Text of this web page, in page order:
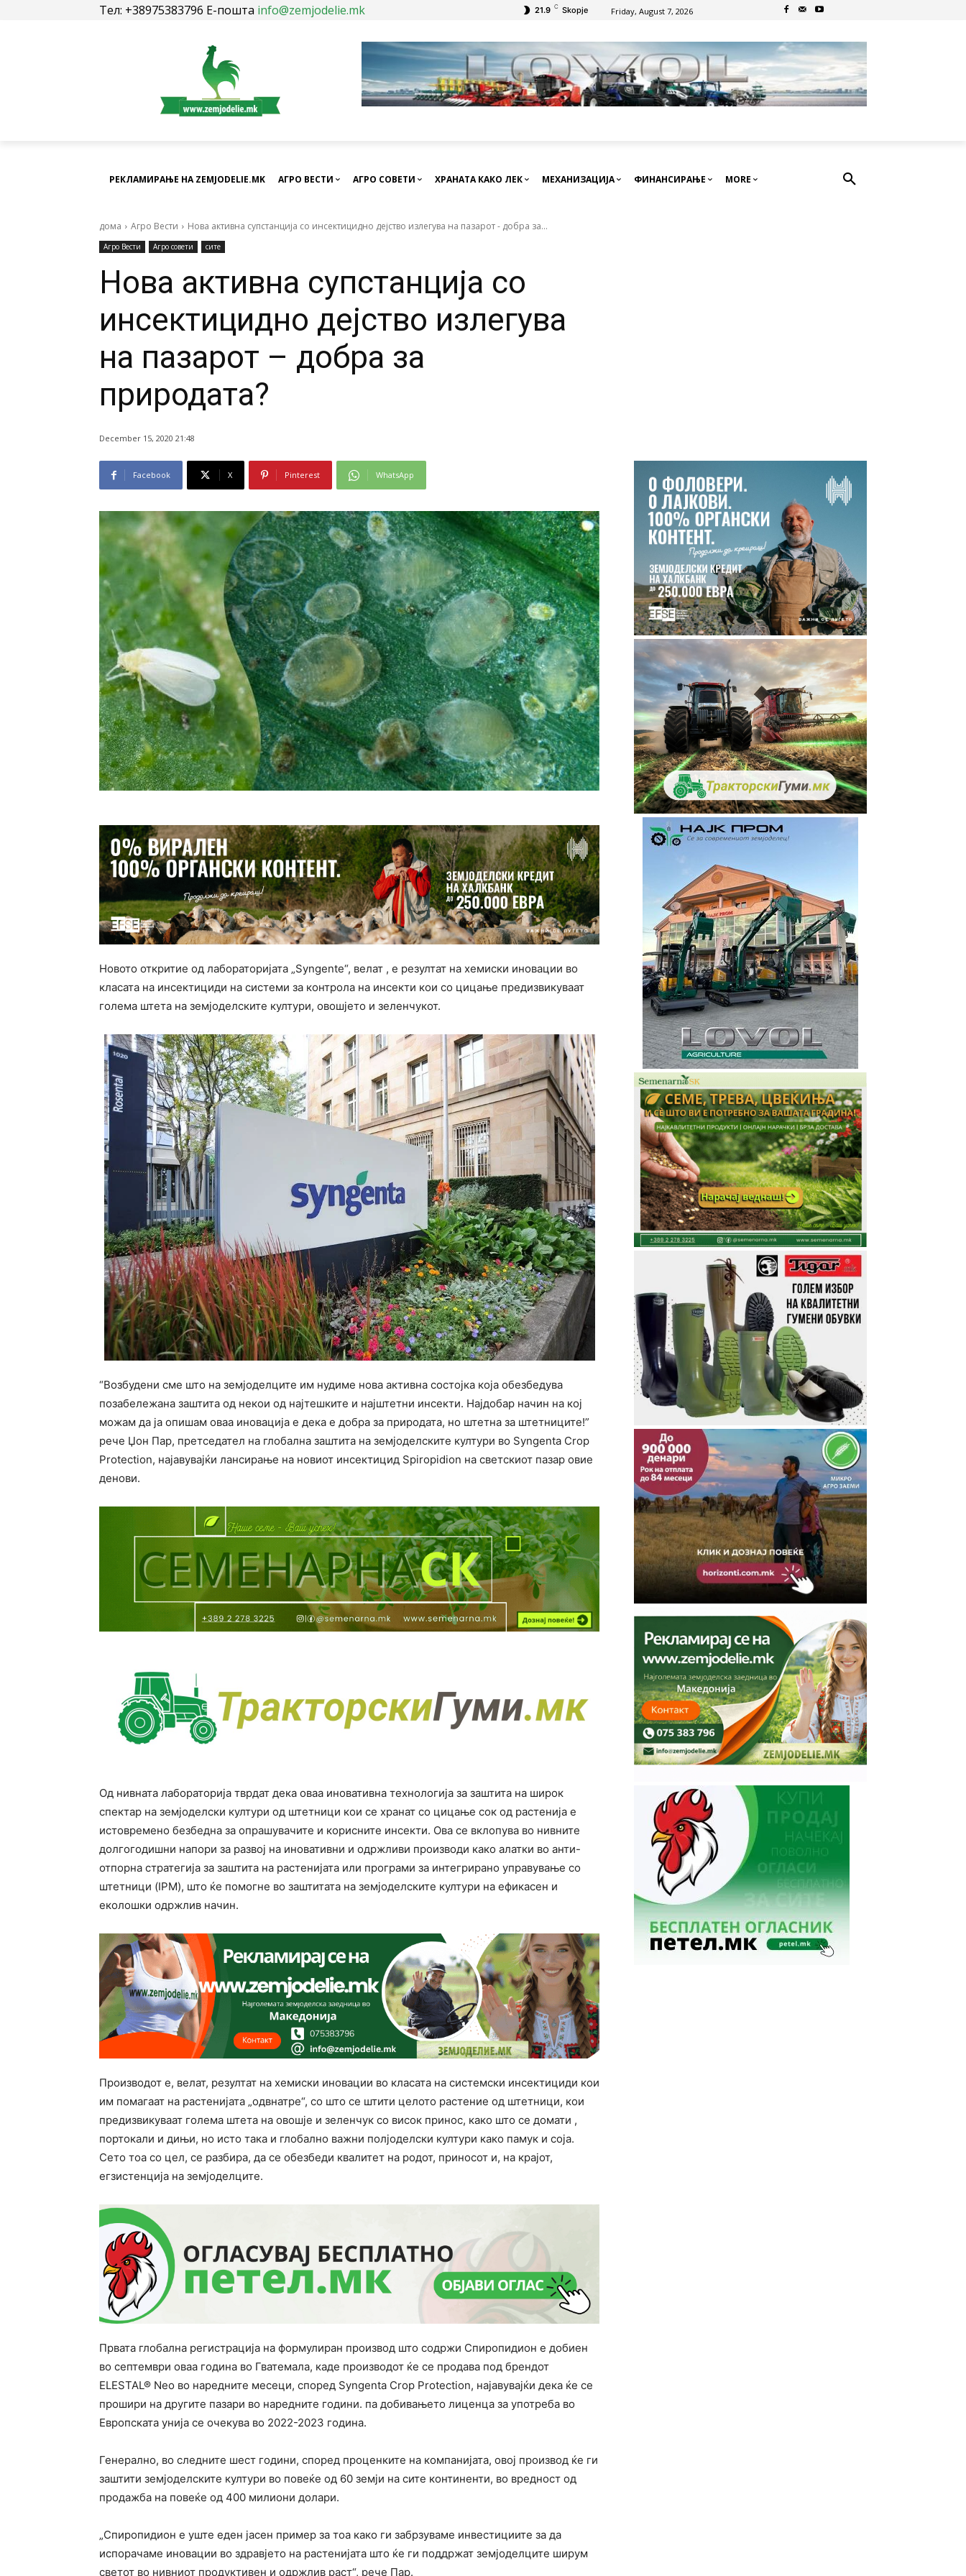
Тел: +38975383796 Е-пошта info@zemjodelie.mk 21.9 C Skopje Friday, August 7, 2026
РЕКЛАМИРАЊЕ НА ZEMJODELIE.MK АГРО ВЕСТИ АГРО СОВЕТИ ХРАНАТА КАКО ЛЕК МЕХАНИЗАЦИЈА ФИНАНСИРАЊЕ MORE
дома Агро Вести Нова активна супстанција со инсектицидно дејство излегува на пазарот - добра за...
Агро Вести Агро совети сите
Нова активна супстанција со
инсектицидно дејство излегува
на пазарот – добра за
природата?
December 15, 2020 21:48
Facebook X Pinterest WhatsApp
Новото откритие од лабораторијата „Syngente“, велат , е резултат на хемиски иновации во
класата на инсектициди на системи за контрола на инсекти кои со цицање предизвикуваат
голема штета на земјоделските култури, овошјето и зеленчукот.
“Возбудени сме што на земјоделците им нудиме нова активна состојка која обезбедува
позабележана заштита од некои од најтешките и најштетни инсекти. Најдобар начин на кој
можам да ја опишам оваа иновација е дека е добра за природата, но штетна за штетниците!”
рече Џон Пар, претседател на глобална заштита на земјоделските култури во Syngenta Crop
Protection, најавувајќи лансирање на новиот инсектицид Spiropidion на светскиот пазар овие
денови.
Од нивната лабораторија тврдат дека оваа иновативна технологија за заштита на широк
спектар на земјоделски култури од штетници кои се хранат со цицање сок од растенија е
истовремено безбедна за опрашувачите и корисните инсекти. Ова се вклопува во нивните
долгогодишни напори за развој на иновативни и одржливи производи како алатки во анти-
отпорна стратегија за заштита на растенијата или програми за интегрирано управување со
штетници (IPM), што ќе помогне во заштитата на земјоделските култури на ефикасен и
еколошки одржлив начин.
Производот е, велат, резултат на хемиски иновации во класата на системски инсектициди кои
им помагаат на растенијата „одвнатре“, со што се штити целото растение од штетници, кои
предизвикуваат голема штета на овошје и зеленчук со висок принос, како што се домати ,
портокали и дињи, но исто така и глобално важни полјоделски култури како памук и соја.
Сето тоа со цел, се разбира, да се обезбеди квалитет на родот, приносот и, на крајот,
егзистенција на земјоделците.
Првата глобална регистрација на формулиран производ што содржи Спиропидион е добиен
во септември оваа година во Гватемала, каде производот ќе се продава под брендот
ELESTAL® Neo во наредните месеци, според Syngenta Crop Protection, најавувајќи дека ќе се
прошири на другите пазари во наредните години. па добивањето лиценца за употреба во
Европската унија се очекува во 2022-2023 година.
Генерално, во следните шест години, според проценките на компанијата, овој производ ќе ги
заштити земјоделските култури во повеќе од 60 земји на сите континенти, во вредност од
продажба на повеќе од 400 милиони долари.
„Спиропидион е уште еден јасен пример за тоа како ги забрзуваме инвестициите за да
испорачаме иновации во здравјето на растенијата што ќе ги поддржат земјоделците ширум
светот во нивниот продуктивен и одржлив раст“, ​​рече Пар.